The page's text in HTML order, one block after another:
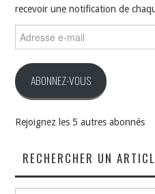
recevoir une notification de
e-
ABONNEZ-VOUS
Rejoignez les 5 autres abonnés
RECHERCHER UN